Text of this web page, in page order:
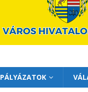
PÁLYÁZATOK